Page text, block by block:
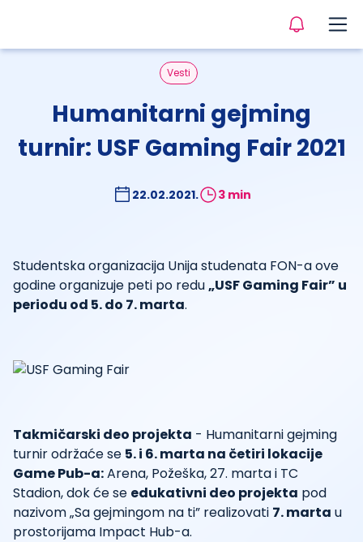
Vesti
Humanitarni gejming
turnir: USF Gaming Fair 2021
22.02.2021. 3 min
Studentska organizacija Unija studenata FON-a ove
godine organizuje peti po redu„USF Gaming Fair” u
periodu od 5. do 7. marta.
Takmičarski deo projekta - Humanitarni gejming
turnir održaće se 5. i 6. marta na četiri lokacije
Game Pub-a:Arena, Požeška, 27. marta i TC
Stadion, dok će se edukativni deo projekta pod
nazivom „Sa gejmingom na ti” realizovati 7. marta u
prostorijama Impact Hub-a.